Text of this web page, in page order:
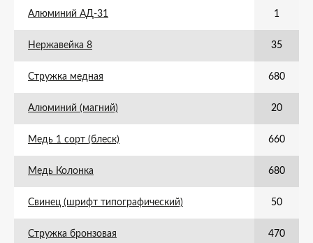
Алюминий АД-31 1
Нержавейка 8 35
Стружка медная 680
Алюминий (магний) 20
Медь 1 сорт (блеск) 660
Медь Колонка 680
Свинец (шрифт типографический) 50
Стружка бронзовая 470